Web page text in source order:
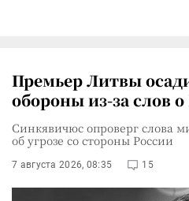
Премьер Литвы
обороны из-за слов
Синкявичюс опроверг слова
об угрозе со стороны России
7 августа 2026, 08:35 15